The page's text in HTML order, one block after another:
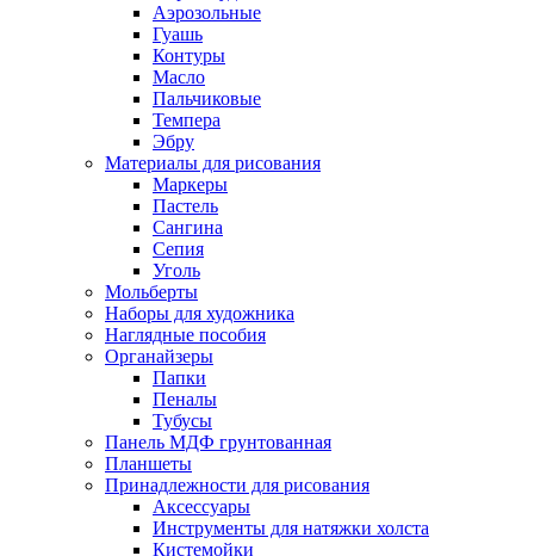
Аэрозольные
Гуашь
Контуры
Масло
Пальчиковые
Темпера
Эбру
Материалы для рисования
Маркеры
Пастель
Сангина
Сепия
Уголь
Мольберты
Наборы для художника
Наглядные пособия
Органайзеры
Папки
Пеналы
Тубусы
Панель МДФ грунтованная
Планшеты
Принадлежности для рисования
Аксессуары
Инструменты для натяжки холста
Кистемойки